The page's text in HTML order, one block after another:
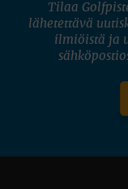
Tilaa
lähetettävä
ilmiöistä ja